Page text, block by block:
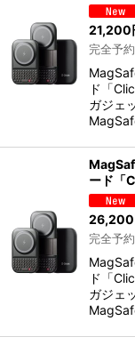
21,200
完全予
ド「
ガジェ
ード「
26,200
完全予
ド「
ガジェ